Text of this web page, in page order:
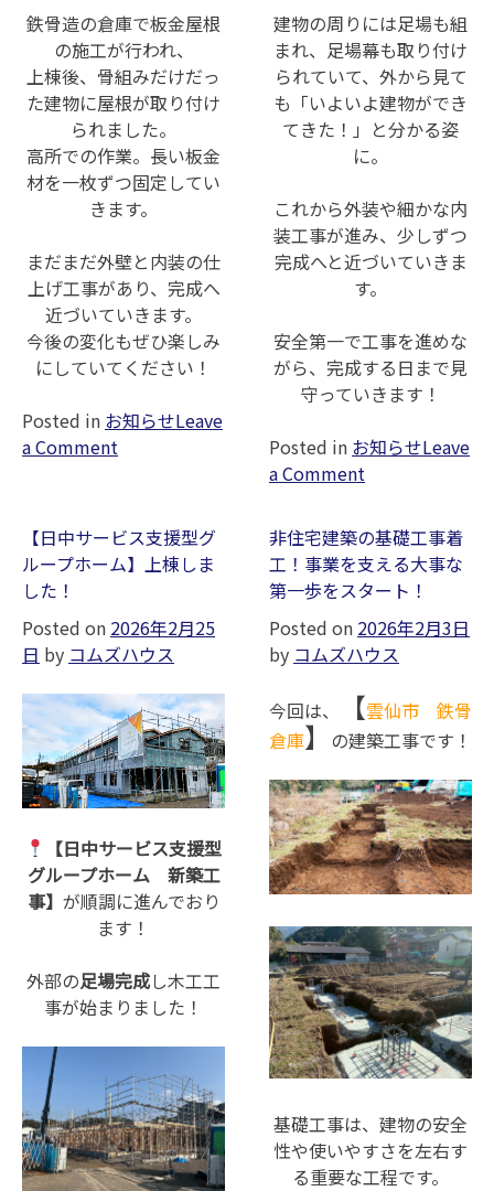
鉄骨造の倉庫で板金屋根
の施工が行われ、
上棟後、骨組みだけだっ
た建物に屋根が取り付け
られました。
高所での作業。長い板金
材を一枚ずつ固定してい
きます。
まだまだ外壁と内装の仕
上げ工事があり、完成へ
近づいていきます。
今後の変化もぜひ楽しみ
にしていてください！
Posted in お知らせLeave
a Comment
倉
庫
に
根
施
工
事
完
了
し
ま
し
た！
建物の周りには足場も組
まれ、足場幕も取り付け
られていて、外から見て
も「いよいよ建物ができ
てきた！」と分かる姿
に。
これから外装や細かな内
装工事が進み、少しずつ
完成へと近づいていきま
す。
安全第一で工事を進めな
がら、完成する日まで見
守っていきます！
Posted in お知らせLeave
a Comment
骨
倉
庫
が
上
棟
ま
し
【日中サービス支援型グ
ループホーム】上棟しま
した！
Posted on 2026年2月25
日 by コムズハウス
【日中サービス支援型
グループホーム 新築工
事】 が順調に進んでおり
ます！
外部の足場完成し木工工
事が始まりました！
非住宅建築の基礎工事着
工！事業を支える大事な
第一歩をスタート！
Posted on 2026年2月3日
by コムズハウス
今回は、 【雲仙市 鉄骨
倉庫】 の建築工事です！
基礎工事は、建物の安全
性や使いやすさを左右す
る重要な工程です。